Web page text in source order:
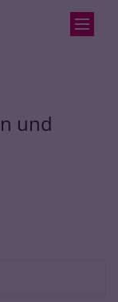
und